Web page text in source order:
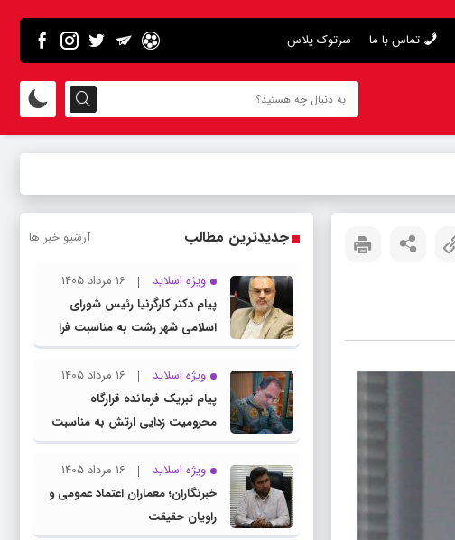
تماس با ما سرتوک پلاس
جدیدترین مطالب آرشیو خبر ها
ویژه اسلاید
16 مرداد 1405
پیام دکتر کارگرنیا رئیس شورای
اسلامی شهر رشت به مناسبت فرا
رسیدن روز خبرنگار
ویژه اسلاید
16 مرداد 1405
پیام تبریک فرمانده قرارگاه
محرومیت‌ زدایی ارتش به مناسبت
روز خبرنگار
ویژه اسلاید
16 مرداد 1405
خبرنگاران؛ معماران اعتماد عمومی و
راویان حقیقت